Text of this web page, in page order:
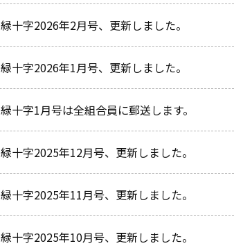
緑十字2026年2月号、更新しました。
緑十字2026年1月号、更新しました。
緑十字1月号は全組合員に郵送します。
緑十字2025年12月号、更新しました。
緑十字2025年11月号、更新しました。
緑十字2025年10月号、更新しました。